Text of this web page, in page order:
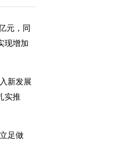
元，同
现增加
新发展
实推
足做